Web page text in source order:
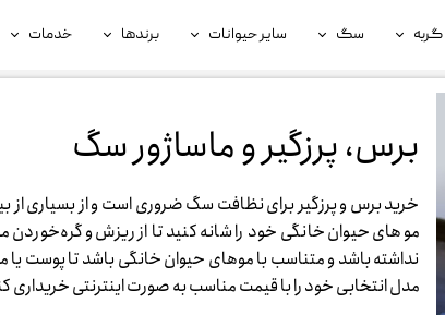
گربه
غذای گربه
سلامتی گربه
آرایشی و بهداشتی گربه
سگ
غذای سگ
لوازم نگهداری سگ
سلامتی سگ
آرایشی و بهداشتی سگ
سایر حیوانات
محصولات پرندگان
محصولات جوندگان
محصولات آبزیان
برندها
جوسرا
رویال کنین
برند رفلکس(Reflex)
بیفار
جرهای
رولی
خدمات
خدمات
برس، پرزگیر و ماساژور سگ ​​​​​​​
خرید برس و پرزگیر برای نظافت سگ ضروری است و از بسیاری
موهای حیوان خانگی خود را شانه کنید تا از ریزش و
نداشته باشد و متناسب با موهای حیوان خانگی باشد تا پوست یا
مدل انتخابی خود را با قیمت مناسب به صورت اینترنتی خریداری